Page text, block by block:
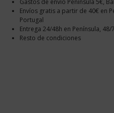
Gastos de envío Península 5€,
Envíos gratis a partir de 40€ en
Portugal
Entrega 24/48h en Península,
Resto de condiciones